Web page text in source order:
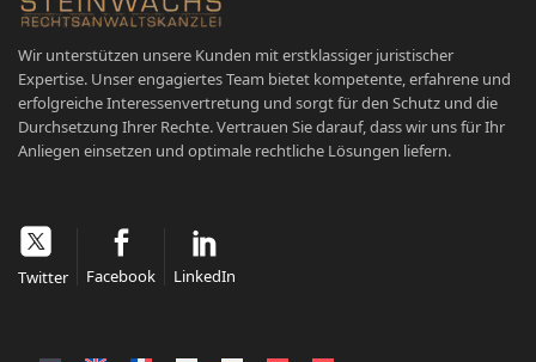
Wir unterstützen unsere Kunden mit erstklassiger juristischer
Expertise. Unser engagiertes Team bietet kompetente, erfahrene und
erfolgreiche Interessenvertretung und sorgt für den Schutz und die
Durchsetzung Ihrer Rechte. Vertrauen Sie darauf, dass wir uns für Ihr
Anliegen einsetzen und optimale rechtliche Lösungen liefern.
Twitter Facebook LinkedIn